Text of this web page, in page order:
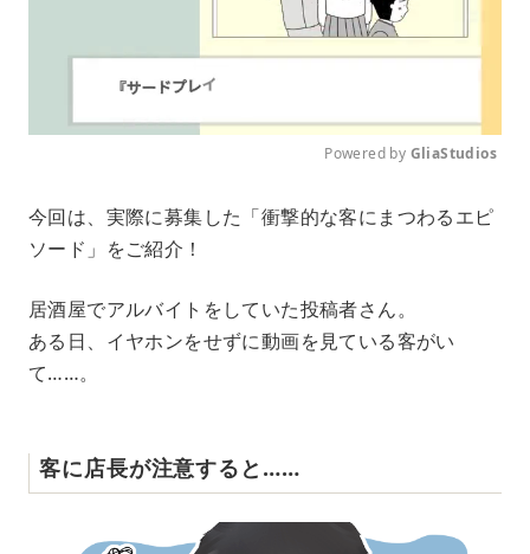
u
Powered by GliaStudios
今回は、実際に募集した「衝撃的な客にまつわるエピ
ソード」をご紹介！
居酒屋でアルバイトをしていた投稿者さん。
ある日、イヤホンをせずに動画を見ている客がい
て……。
客に店長が注意すると……